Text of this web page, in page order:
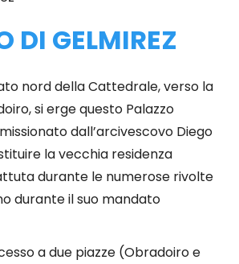
DI GELMIREZ
nord della Cattedrale, verso la
si erge questo Palazzo
dall’arcivescovo Diego
la vecchia residenza
durante le numerose rivolte
durante il suo mandato
a due piazze (Obradoiro e